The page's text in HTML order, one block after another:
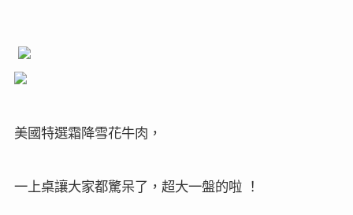
美國特選霜降雪花牛肉，
一上桌讓大家都驚呆了，超大一盤的啦 ！